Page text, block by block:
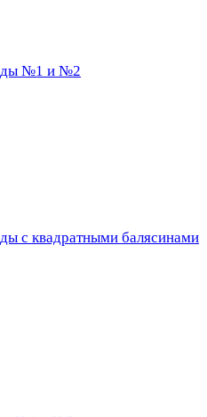
№1 и №2
с квадратными балясинами